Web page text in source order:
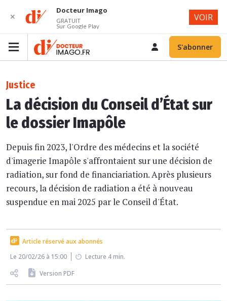
S'abonner
Justice
La décision du Conseil d’État sur
le dossier Imapôle
Depuis fin 2023, l'Ordre des médecins et la société
d'imagerie Imapôle s'affrontaient sur une décision de
radiation, sur fond de financiariation. Après plusieurs
recours, la décision de radiation a été à nouveau
suspendue en mai 2025 par le Conseil d'État.
Article réservé aux abonnés
Le 20/02/26 à 15:00
Lecture 4 min.
Version PDF
✕
Docteur Imago
GRATUIT
Sur Google Play
VOIR